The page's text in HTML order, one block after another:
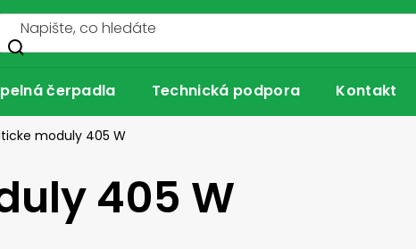
čerpadla Technická podpora Kontakt
moduly 405 W
405 W